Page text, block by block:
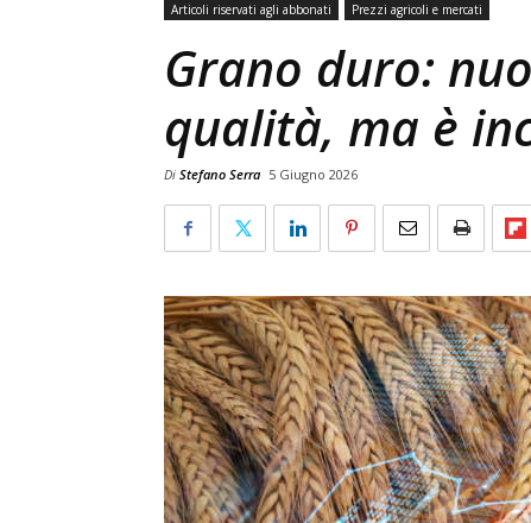
Articoli riservati agli abbonati Prezzi agricoli e mercati
Grano duro:
qualità, ma è
Di Stefano Serra 5 Giugno 2026